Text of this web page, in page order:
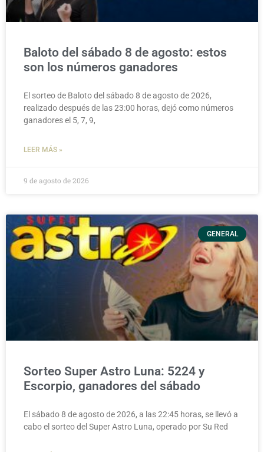
Baloto del sábado 8 de agosto: estos
son los números ganadores
El sorteo de Baloto del sábado 8 de agosto de 2026,
realizado después de las 23:00 horas, dejó como números
ganadores el 5, 7, 9,
LEER MÁS »
9 de agosto de 2026
GENERAL
Sorteo Super Astro Luna: 5224 y
Escorpio, ganadores del sábado
El sábado 8 de agosto de 2026, a las 22:45 horas, se llevó a
cabo el sorteo del Super Astro Luna, operado por Su Red